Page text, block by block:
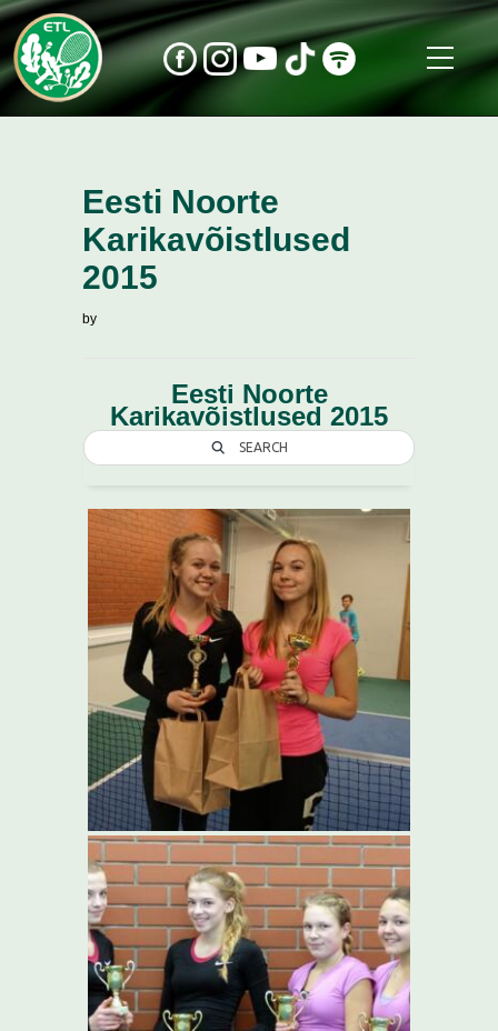
Eesti Noorte
Karikavõistlused
2015
by
Eesti Noorte
Karikavõistlused 2015
SEARCH